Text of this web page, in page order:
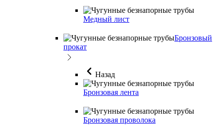
Медный лист
Бронзовый
прокат
Назад
Бронзовая лента
Бронзовая проволока